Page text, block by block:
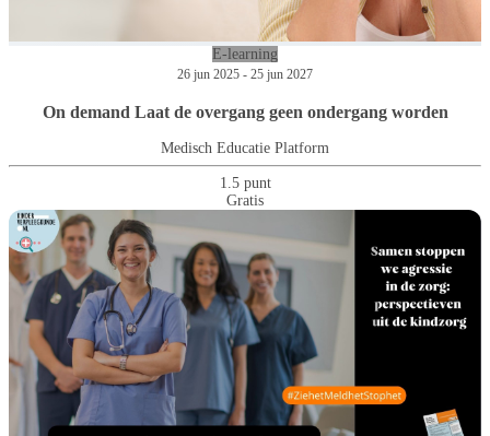
E-learning
26 jun 2025 - 25 jun 2027
On demand Laat de overgang geen ondergang worden
Medisch Educatie Platform
1.5 punt
Gratis